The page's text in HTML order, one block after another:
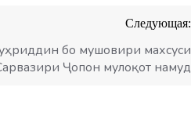
Следующая:
бо мушовири махсуси
Ҷопон мулоқот намуд